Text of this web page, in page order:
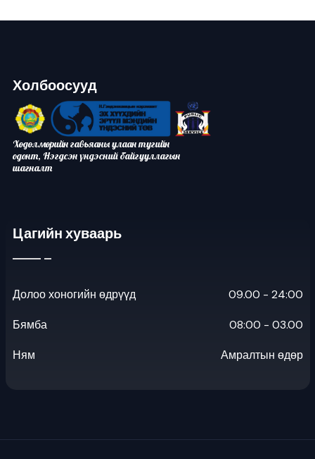
Холбоосууд
Хөдөлмөрийн гавьяаны улаан тугийн
одонт, Нэгдсэн үндэсний байгууллагын
шагналт
Цагийн хуваарь
Долоо хоногийн өдрүүд 09.00 - 24:00
Бямба 08:00 - 03.00
Ням Амралтын өдөр